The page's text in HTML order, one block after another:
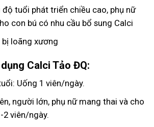
tuổi phát triển chiều cao, phụ nữ
con bú có nhu cầu bổ sung Calci
loãng xương
Calci Tảo ĐQ:
Uống 1 viên/ngày.
người lớn, phụ nữ mang thai và cho
2 viên/ngày.